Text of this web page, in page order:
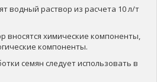
водный раствор из расчета 10 л/т
вносятся химические компоненты,
компоненты.
семян следует использовать в